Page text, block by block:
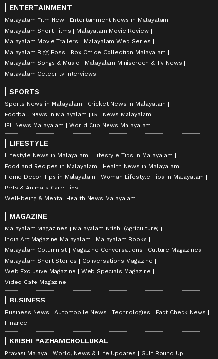
ENTERTAINMENT
Malayalam Film New
Entertainment News in Malayalam
Malayalam Short Films
Malayalam Movie Review
Malayalam Movie Trailers
Malayalam Web Series
Malayalam Bigg Boss
Box Office Collection Malayalam
Malayalam Songs & Music
Malayalam Miniscreen & TV News
Malayalam Celebrity Interviews
SPORTS
Sports News in Malayalam
Cricket News in Malayalam
Football News in Malayalam
ISL News Malayalam
IPL News Malayalam
World Cup News Malayalam
LIFESTYLE
Lifestyle News in Malayalam
Lifestyle Tips in Malayalam
Food and Recipes in Malayalam
Health News in Malayalam
Home Decor Tips in Malayalam
Woman Lifestyle Tips in Malayalam
Pets & Animals Care Tips
Well-being & Mental Health News Malayalam
MAGAZINE
Malayalam Magazines
Malayalam Krishi (Agriculture)
India Art Magazine Malayalam
Malayalam Books
Malayalam Columnist
Magazine Conversations
Culture Magazines
Malayalam Short Stories
Conversations Magazine
Web Exclusive Magazine
Web Specials Magazine
Video Cafe Magazine
BUSINESS
Business News Automobile News Technologies
Fact Check News
Finance
KRISHI PAZHAMCHOLLUKAL
Pravasi Malayali World, News & Life Updates Gulf Round Up